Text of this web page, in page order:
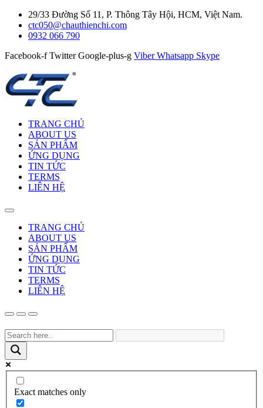
29/33 Đường Số 11, P. Thông Tây Hội, HCM, Việt Nam.
ctc050@chauthienchi.com
0932 066 790
Facebook-f Twitter Google-plus-g Viber Whatsapp Skype
TRANG CHỦ
ABOUT US
SẢN PHẨM
ỨNG DỤNG
TIN TỨC
TERMS
LIÊN HỆ
TRANG CHỦ
ABOUT US
SẢN PHẨM
ỨNG DỤNG
TIN TỨC
TERMS
LIÊN HỆ
Exact matches only